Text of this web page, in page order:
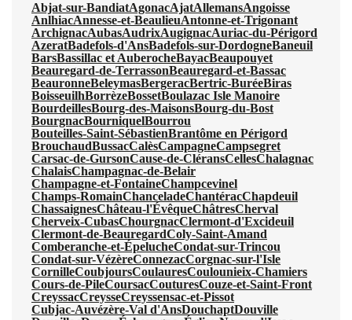
Abjat-sur-BandiatAgonacAjatAllemansAngoisse
AnlhiacAnnesse-et-BeaulieuAntonne-et-Trigonant
ArchignacAubasAudrixAugignacAuriac-du-Périgord
AzeratBadefols-d'AnsBadefols-sur-DordogneBaneuil
BarsBassillac et AuberocheBayacBeaupouyet
Beauregard-de-TerrassonBeauregard-et-Bassac
BeauronneBeleymasBergeracBertric-BuréeBiras
BoisseuilhBorrèzeBossetBoulazac Isle Manoire
BourdeillesBourg-des-MaisonsBourg-du-Bost
BourgnacBourniquelBourrou
Bouteilles-Saint-SébastienBrantôme en Périgord
BrouchaudBussacCalèsCampagneCampsegret
Carsac-de-GursonCause-de-CléransCellesChalagnac
ChalaisChampagnac-de-Belair
Champagne-et-FontaineChampcevinel
Champs-RomainChanceladeChantéracChapdeuil
ChassaignesChâteau-l'ÉvêqueChâtresCherval
Cherveix-CubasChourgnacClermont-d'Excideuil
Clermont-de-BeauregardColy-Saint-Amand
Comberanche-et-ÉpelucheCondat-sur-Trincou
Condat-sur-VézèreConnezacCorgnac-sur-l'Isle
CornilleCoubjoursCoulauresCoulounieix-Chamiers
Cours-de-PileCoursacCouturesCouze-et-Saint-Front
CreyssacCreysseCreyssensac-et-Pissot
Cubjac-Auvézère-Val d'AnsDouchaptDouville